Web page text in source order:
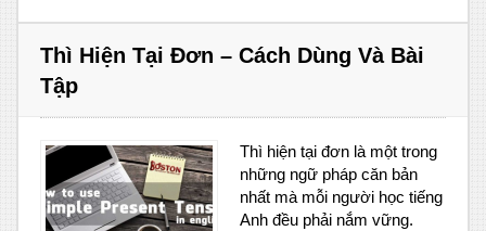
Thì Hiện Tại Đơn – Cách Dùng Và Bài
Tập
Thì hiện tại đơn là một trong
những ngữ pháp căn bản
nhất mà mỗi người học tiếng
Anh đều phải nắm vững.